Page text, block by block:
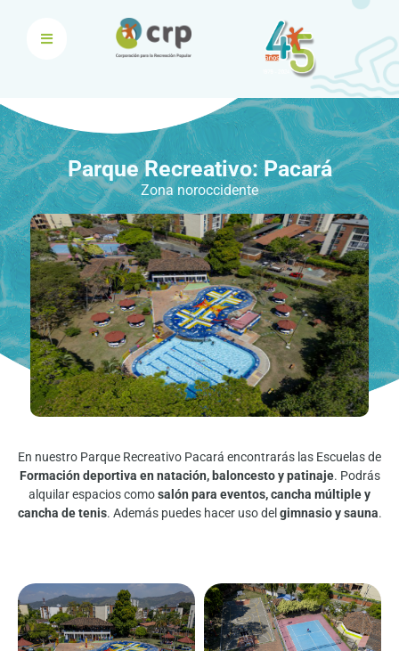
Parque Recreativo: Pacará
Zona noroccidente
En nuestro Parque Recreativo Pacará encontrarás las Escuelas de
Formación deportiva en natación, baloncesto y patinaje. Podrás
alquilar espacios comosalón para eventos, cancha múltiple y
cancha de tenis. Además puedes hacer uso del gimnasio y sauna.